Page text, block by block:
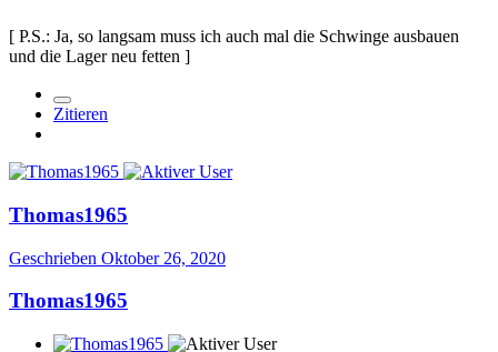
[ P.S.: Ja, so langsam muss ich auch mal die Schwinge ausbauen
und die Lager neu fetten ]
Zitieren
Thomas1965
Geschrieben Oktober 26, 2020
Thomas1965